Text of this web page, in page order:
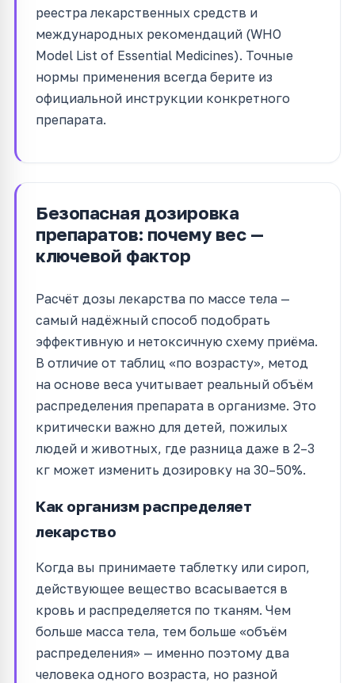
реестра лекарственных средств и
международных рекомендаций (WHO
Model List of Essential Medicines). Точные
нормы применения всегда берите из
официальной инструкции конкретного
препарата.
Безопасная дозировка
препаратов: почему вес —
ключевой фактор
Расчёт дозы лекарства по массе тела —
самый надёжный способ подобрать
эффективную и нетоксичную схему приёма.
В отличие от таблиц «по возрасту», метод
на основе веса учитывает реальный объём
распределения препарата в организме. Это
критически важно для детей, пожилых
людей и животных, где разница даже в 2–3
кг может изменить дозировку на 30–50%.
Как организм распределяет
лекарство
Когда вы принимаете таблетку или сироп,
действующее вещество всасывается в
кровь и распределяется по тканям. Чем
больше масса тела, тем больше «объём
распределения» — именно поэтому два
человека одного возраста, но разной